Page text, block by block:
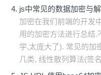
js中常见的数据加密与
加密在我们前端的开发
用的加密方法进行总结.
学,太庞大了). 常见的加
几类, 线性散列算法(签